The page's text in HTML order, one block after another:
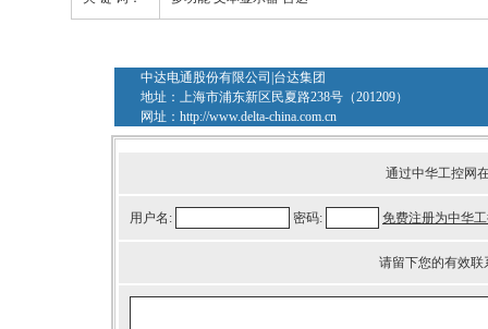
中达电通股份有限公司|台达集团
地址：上海市浦东新区民夏路238号（201209）
网址： http://www.delta-china.com.cn
通过中华工控网
用户名: 密码: 免费注册为中华
请留下您的有效